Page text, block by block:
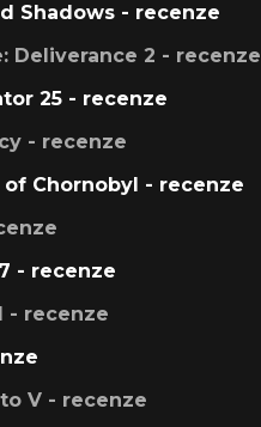
Shadows - recenze
Deliverance 2 - recenze
25 - recenze
- recenze
of Chornobyl - recenze
- recenze
- recenze
V - recenze